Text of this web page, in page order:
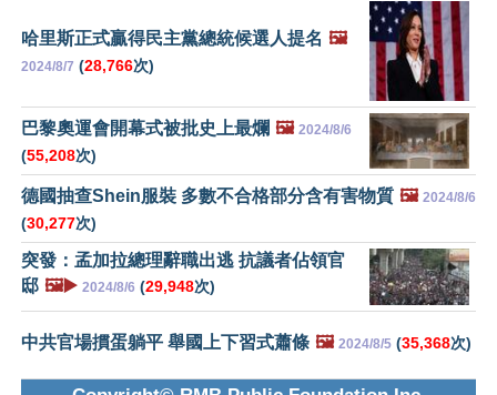
哈里斯正式贏得民主黨總統候選人提名 🖼️
2024/8/7 (28,766次)
巴黎奧運會開幕式被批史上最爛 🖼️ 2024/8/6
(55,208次)
德國抽查Shein服裝 多數不合格部分含有害物質 🖼️ 2024/8/6
(30,277次)
突發：孟加拉總理辭職出逃 抗議者佔領官
邸 🖼️▶️ 2024/8/6 (29,948次)
中共官場摜蛋躺平 舉國上下習式蕭條 🖼️ 2024/8/5 (35,368次)